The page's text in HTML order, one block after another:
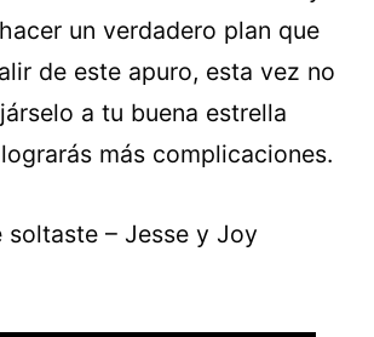
un verdadero plan que
de este apuro, esta vez no
a tu buena estrella
más complicaciones.
soltaste – Jesse y Joy